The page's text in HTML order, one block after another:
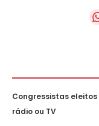
Congressistas
rádio ou TV